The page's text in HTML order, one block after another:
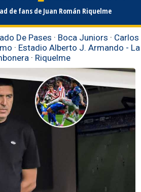
de fans de Juan Román Riquelme
De Pases · Boca Juniors · Carlos
· Estadio Alberto J. Armando - La
· Riquelme